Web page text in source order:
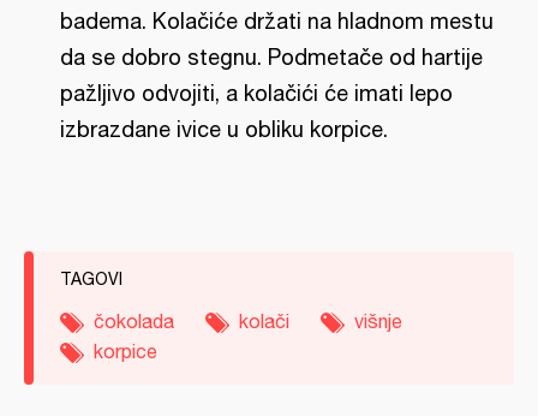
badema. Kolačiće držati na hladnom mestu
da se dobro stegnu. Podmetače od hartije
pažljivo odvojiti, a kolačići će imati lepo
izbrazdane ivice u obliku korpice.
TAGOVI
čokolada kolači
višnje
korpice